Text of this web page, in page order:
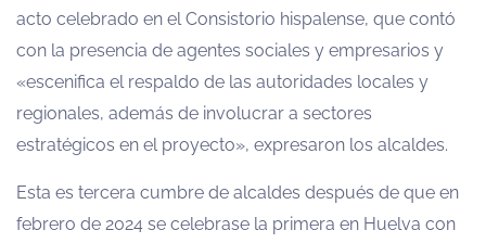
acto celebrado en el Consistorio hispalense, que contó
con la presencia de agentes sociales y empresarios y
«escenifica el respaldo de las autoridades locales y
regionales, además de involucrar a sectores
estratégicos en el proyecto», expresaron los alcaldes.
Esta es tercera cumbre de alcaldes después de que en
febrero de 2024 se celebrase la primera en Huelva con